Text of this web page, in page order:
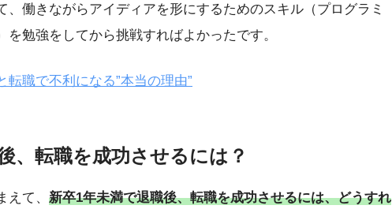
、働きながらアイディアを形にするためのスキル（プログラミ
を勉強をしてから挑戦すればよかったです。
転職で不利になる”本当の理由”
、転職を成功させるには？
て、 新卒1年未満で退職後、転職を成功させるには、どうすれ